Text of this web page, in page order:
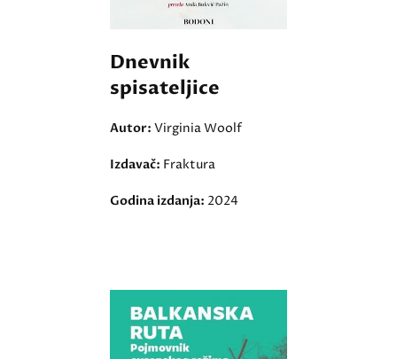
Dnevnik
spisateljice
Autor: Virginia Woolf
Izdavač: Fraktura
Godina izdanja: 2024